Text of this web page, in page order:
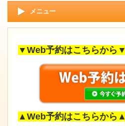
メニュー
▼Web予約はこちらから▼
▲Web予約はこちらから▲